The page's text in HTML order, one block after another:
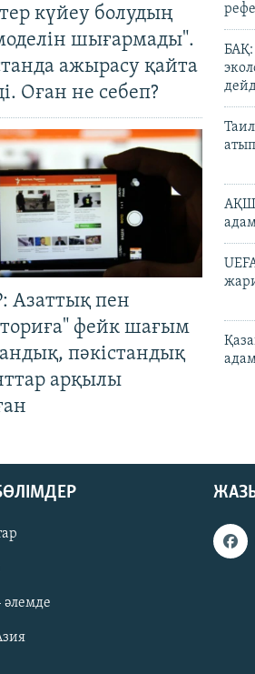
күйеу болудың
шығармады".
ажырасу қайта
Оған не себеп?
Азаттық пен
фейк шағым
пәкістандық
арқылы
БАҚ:
АҚШ
БӨЛІМДЕР
әлемде